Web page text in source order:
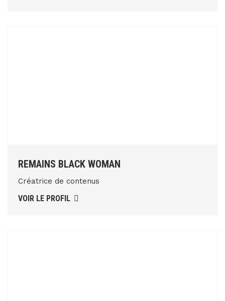
REMAINS BLACK WOMAN
Créatrice de contenus
VOIR LE PROFIL